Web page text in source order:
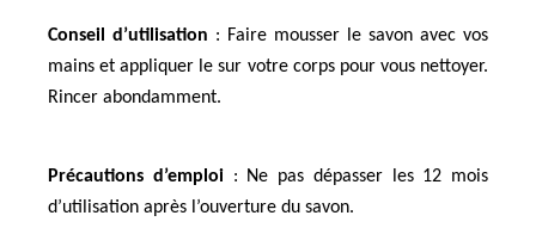
Conseil d’utilisation : Faire mousser le savon avec vos
mains et appliquer le sur votre corps pour vous nettoyer.
Rincer abondamment.
Précautions d’emploi: Ne pas dépasser les 12 mois
d’utilisation après l’ouverture du savon.